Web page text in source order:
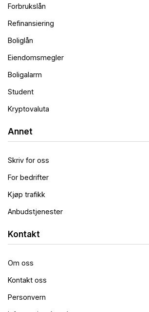
Forbrukslån
Refinansiering
Boliglån
Eiendomsmegler
Boligalarm
Student
Kryptovaluta
Annet
Skriv for oss
For bedrifter
Kjøp trafikk
Anbudstjenester
Kontakt
Om oss
Kontakt oss
Personvern